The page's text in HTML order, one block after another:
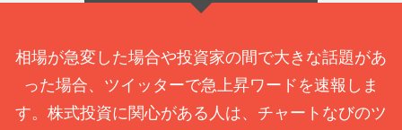
相場が急変した場合や投資家の間で大きな話題があ
った場合、ツイッターで急上昇ワードを速報しま
す。株式投資に関心がある人は、チャートなびのツ